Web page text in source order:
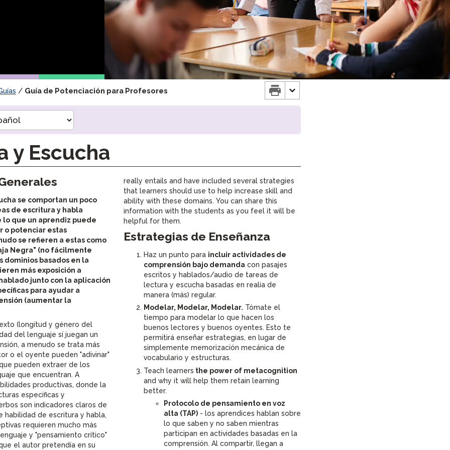
ClassLink Onboarding
Incorporación Inteligente
STAMP Gestión de Grupos
Podcast
Blog
Eventos
/ Guía de Potenciación para Profesores
y Escucha
se comportan un poco
de escritura y habla
lo que un aprendiz puede
o potenciar estas
se refieren a estas como
Negra" (no fácilmente
dominios basados en la
más exposición a
junto con la aplicación
para ayudar a
(aumentar la
(longitud y género del
del lenguaje sí juegan un
a menudo se trata más
o el oyente pueden "adivinar"
pueden extraer de los
que encuentran. A
productivas, donde la
específicas y
son indicadores claros de
habilidad de escritura y habla,
requieren mucho más
y "pensamiento crítico"
el autor pretendía en su
really entails and have included several strategies
that learners should use to help increase skill and
ability with these domains. You can share this
information with the students as you feel it will be
helpful for them.
Estrategias de Enseñanza
Haz un punto para incluir actividades de
comprensión bajo demanda con pasajes
escritos y hablados/audio de tareas de
lectura y escucha basadas en realia de
manera (más) regular.
Modelar, Modelar, Modelar. Tómate el
tiempo para modelar lo que hacen los
buenos lectores y buenos oyentes. Esto te
permitirá enseñar estrategias, en lugar de
simplemente memorización mecánica de
vocabulario y estructuras.
Teach learners the power of metacognition
and why it will help them retain learning
better.
Protocolo de pensamiento en voz
alta (TAP)- los aprendices hablan sobre
lo que saben y no saben mientras
participan en actividades basadas en la
comprensión. Al compartir, llegan a